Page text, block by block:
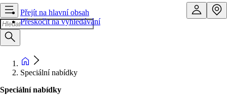
Přejít na hlavní obsah
Přeskočit na vyhledávání
Speciální nabídky
Speciální nabídky